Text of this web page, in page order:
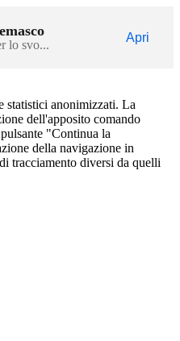
lo svo...
Apri
statistici anonimizzati. La
dell'apposito comando
"Continua la
della navigazione in
tracciamento diversi da quelli